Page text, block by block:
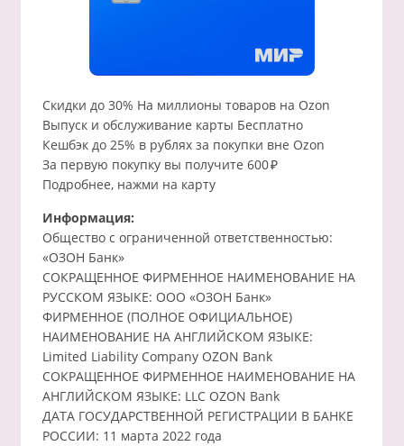
Скидки до 30% На миллионы товаров на Ozon
Выпуск и обслуживание карты Бесплатно
Кешбэк до 25% в рублях за покупки вне Ozon
За первую покупку вы получите 600 ₽
Подробнее, нажми на карту
Информация:
Общество с ограниченной ответственностью:
«ОЗОН Банк»
СОКРАЩЕННОЕ ФИРМЕННОЕ НАИМЕНОВАНИЕ НА
РУССКОМ ЯЗЫКЕ: ООО «ОЗОН Банк»
ФИРМЕННОЕ (ПОЛНОЕ ОФИЦИАЛЬНОЕ)
НАИМЕНОВАНИЕ НА АНГЛИЙСКОМ ЯЗЫКЕ:
Limited Liability Company OZON Bank
СОКРАЩЕННОЕ ФИРМЕННОЕ НАИМЕНОВАНИЕ НА
АНГЛИЙСКОМ ЯЗЫКЕ: LLC OZON Bank
ДАТА ГОСУДАРСТВЕННОЙ РЕГИСТРАЦИИ В БАНКЕ
РОССИИ: 11 марта 2022 года